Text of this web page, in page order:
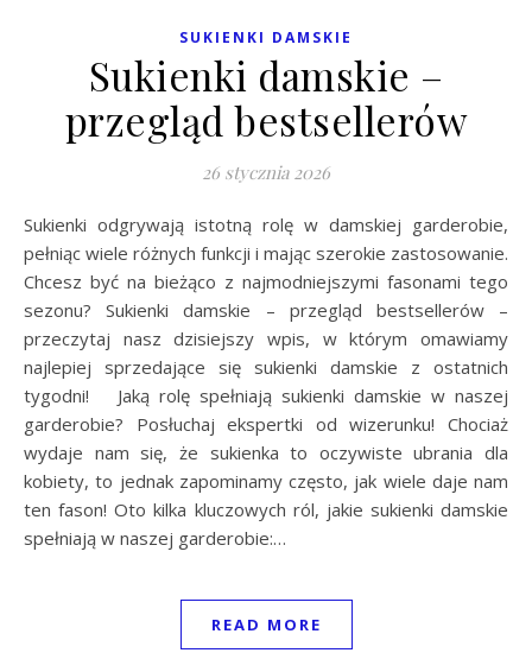
SUKIENKI DAMSKIE
Sukienki damskie –
przegląd bestsellerów
26 stycznia 2026
Sukienki odgrywają istotną rolę w damskiej garderobie,
pełniąc wiele różnych funkcji i mając szerokie zastosowanie.
Chcesz być na bieżąco z najmodniejszymi fasonami tego
sezonu? Sukienki damskie – przegląd bestsellerów –
przeczytaj nasz dzisiejszy wpis, w którym omawiamy
najlepiej sprzedające się sukienki damskie z ostatnich
tygodni! Jaką rolę spełniają sukienki damskie w naszej
garderobie? Posłuchaj ekspertki od wizerunku! Chociaż
wydaje nam się, że sukienka to oczywiste ubrania dla
kobiety, to jednak zapominamy często, jak wiele daje nam
ten fason! Oto kilka kluczowych ról, jakie sukienki damskie
spełniają w naszej garderobie:…
READ MORE